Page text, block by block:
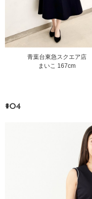
青葉台東急スクエア店
まいこ 167cm
#04